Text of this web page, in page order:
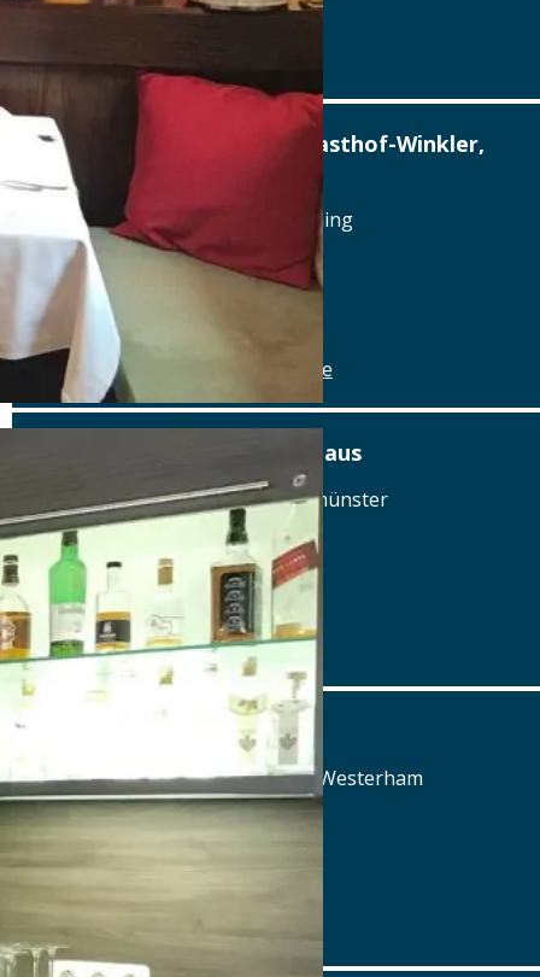
www.alterwirt.de
Altstadthotel, Brauerei-Gasthof-Winkler,
Berching
Reichenauplatz 22, 92334 Berching
Tel.: Tel.: 08462-1327
Details
www.brauereigasthof-winkler.de
Am Ödenturm – Das Gasthaus
Am Ödenturm 11, 93413 Chammünster
Tel.: Tel.: 09971-89270
Details
www.oedenturm.de
Aschbach 3, 83620 Feldkirchen-Westerham
Tel.: Tel.: 08063-80660
www.aschbacher-hof.de